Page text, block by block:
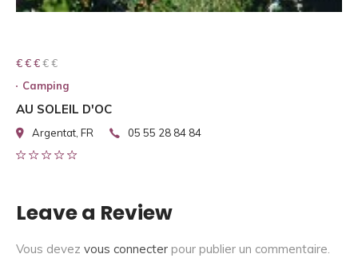
€ € € € €
€ € €
Camping
AU SOLEIL D'OC
Argentat, FR 05 55 28 84 84
Leave a Review
Vous devez vous connecter pour publier un commentaire.